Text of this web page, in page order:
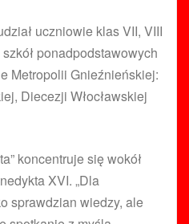
uczniowie klas VII, VIII
ponadpodstawowych
Metropolii Gnieźnieńskiej:
Diecezji Włocławskiej
koncentruje się wokół
XVI. „Dla
sprawdzian wiedzy, ale